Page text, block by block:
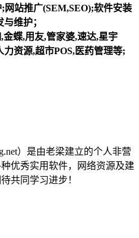
站推广(SEM,SEO);软件安装
维护；
蝶,用友,管家婆,速达,星宇
资源,超市POS,医药管理等;
）是由老梁建立的个人非营
优秀实用软件，网络资源及建
共同学习进步！